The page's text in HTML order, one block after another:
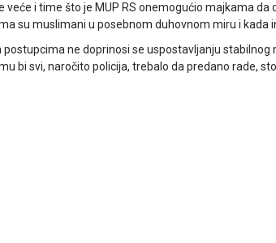
veće i time što je MUP RS onemogućio majkama
su muslimani u posebnom duhovnom miru i kada
postupcima ne doprinosi se uspostavljanju
bi svi, naročito policija, trebalo da predano rade,